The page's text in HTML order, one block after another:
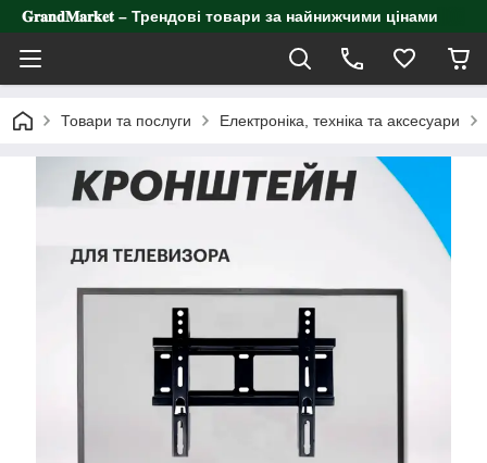
𝐆𝐫𝐚𝐧𝐝𝐌𝐚𝐫𝐤𝐞𝐭 – Трендові товари за найнижчими цінами
Товари та послуги Електроніка, техніка та аксесуари